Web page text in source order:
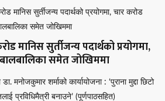
मानिस सुर्तीजन्य पदार्थको प्रयोगमा,
समेत जोखिममा